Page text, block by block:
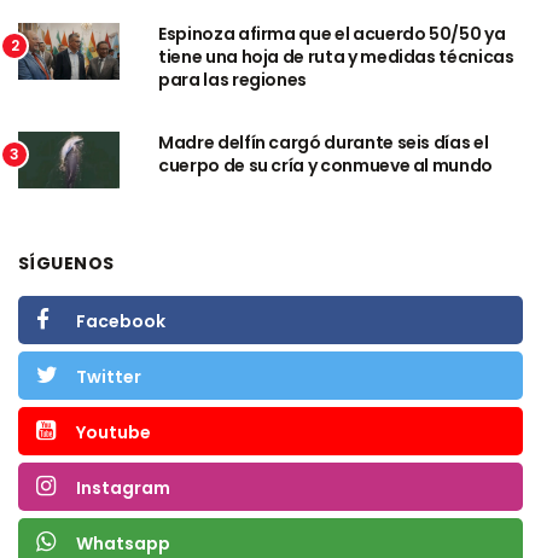
2
Espinoza afirma que el acuerdo 50/50 ya
tiene una hoja de ruta y medidas técnicas
para las regiones
3
Madre delfín cargó durante seis días el
cuerpo de su cría y conmueve al mundo
SÍGUENOS
Facebook
Twitter
Youtube
Instagram
Whatsapp